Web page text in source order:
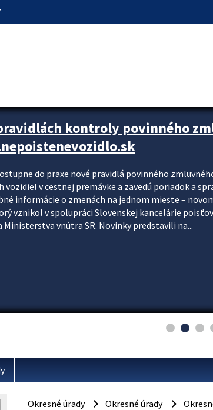
kontroly povinného
do praxe nové pravidlá povinného
v cestnej premávke a zavedú poriadok a
informácie o zmenách na jednom mieste –
vznikol v spolupráci Slovenskej kancelárie
Ministerstva vnútra SR. Novinky predstavili na...
Okresné úrady Okresné úrady